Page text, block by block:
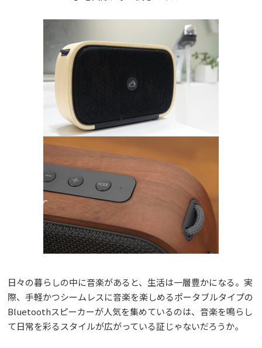
日々の暮らしの中に音楽があると、生活は一層豊かになる。実
際、手軽かつシームレスに音楽を楽しめるポータブルタイプの
Bluetoothスピーカーが人気を集めているのは、音楽を鳴らし
て日常を彩るスタイルが広がっている証じゃないだろうか。